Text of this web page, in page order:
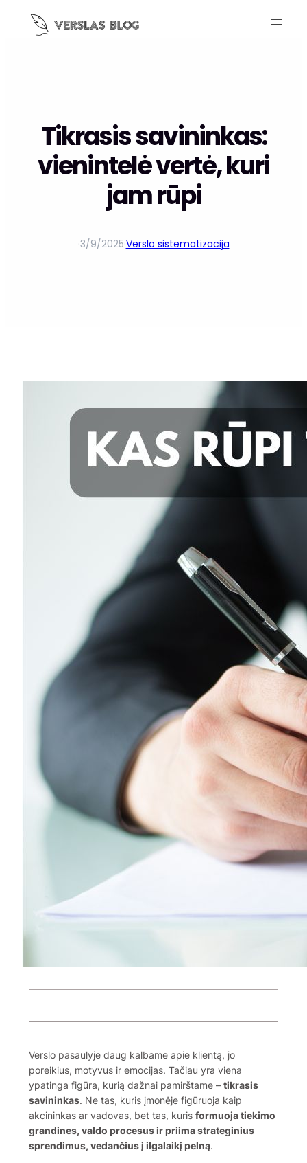
Tikrasis savininkas:
vienintelė vertė, kuri
jam rūpi
·3/9/2025·Verslo sistematizacija
Verslo pasaulyje daug kalbame apie klientą, jo
poreikius, motyvus ir emocijas. Tačiau yra viena
ypatinga figūra, kurią dažnai pamirštame – tikrasis
savininkas. Ne tas, kuris įmonėje figūruoja kaip
akcininkas ar vadovas, bet tas, kuris formuoja tiekimo
grandines, valdo procesus ir priima strateginius
sprendimus, vedančius į ilgalaikį pelną.